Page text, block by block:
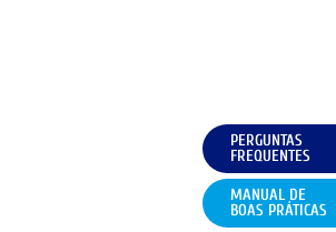
PERGUNTAS
FREQUENTES
MANUAL DE
BOAS PRÁTICAS